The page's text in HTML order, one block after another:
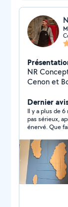
NR Concept Menuisier & Agencement sur-
Cenon et Bordeaux.
tous vos
bordelaise.
claustras
esthétique
intérieur,Pose de
déplace
proposer
respect
moi pour
Dernier
Il y a plus de 6
pas sérieux,
énervé. Que